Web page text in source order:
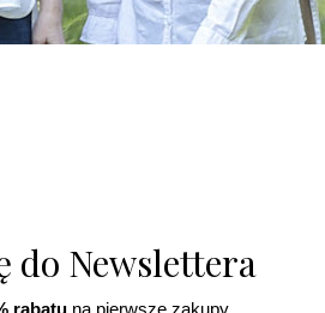
do Newslettera
rabatuna pierwsze zakupy